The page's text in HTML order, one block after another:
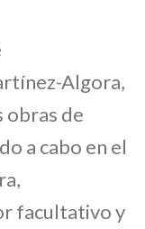
Algora,
obras de
a cabo en el
facultativo y